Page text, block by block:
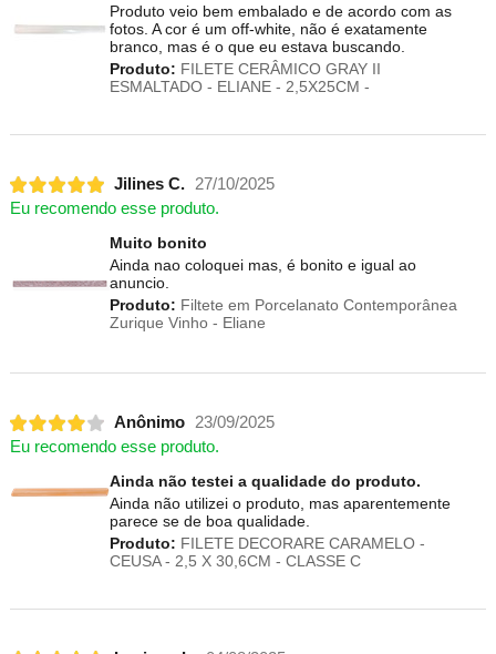
Produto veio bem embalado e de acordo com as
fotos. A cor é um off-white, não é exatamente
branco, mas é o que eu estava buscando.
Produto: FILETE CERÂMICO GRAY II
ESMALTADO - ELIANE - 2,5X25CM -
Jilines C. 27/10/2025
Eu recomendo esse produto.
Muito bonito
Ainda nao coloquei mas, é bonito e igual ao
anuncio.
Produto: Filtete em Porcelanato Contemporânea
Zurique Vinho - Eliane
Anônimo 23/09/2025
Eu recomendo esse produto.
Ainda não testei a qualidade do produto.
Ainda não utilizei o produto, mas aparentemente
parece se de boa qualidade.
Produto: FILETE DECORARE CARAMELO -
CEUSA - 2,5 X 30,6CM - CLASSE C